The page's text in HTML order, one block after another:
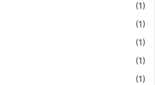
(1)
(1)
(1)
(1)
(1)